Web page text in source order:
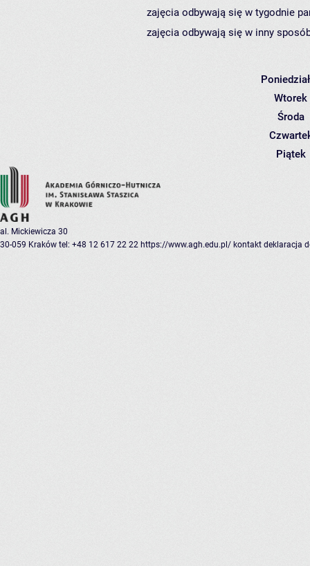
zajęcia odbywają się w tygodnie
zajęcia odbywają się w inny
Wtorek
Środa
Piątek
al. Mickiewicza 30
30-059 Kraków tel: +48 12 617 22 22 https://www.agh.edu.pl/ kontakt deklaracja